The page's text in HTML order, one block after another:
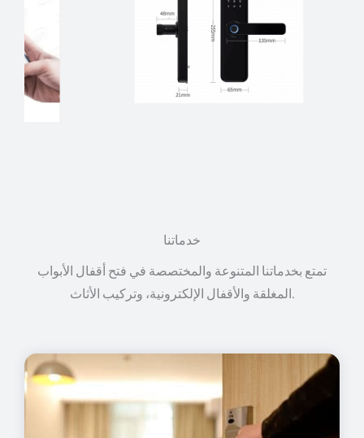
خدماتنا
تمتع بخدماتنا المتنوعة والمختصصة في فتح أقفال الأبواب